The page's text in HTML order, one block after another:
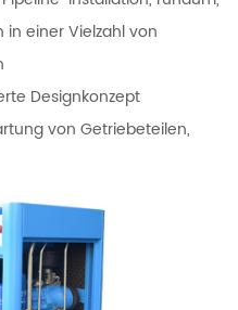
einer Vielzahl von
Designkonzept
von Getriebeteilen,